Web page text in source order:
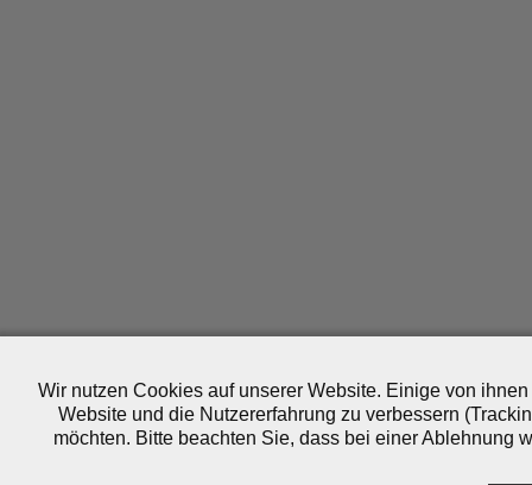
Wir nutzen Cookies auf unserer Website. Einige von
Website und die Nutzererfahrung zu verbessern
möchten. Bitte beachten Sie, dass bei einer Ablehnung